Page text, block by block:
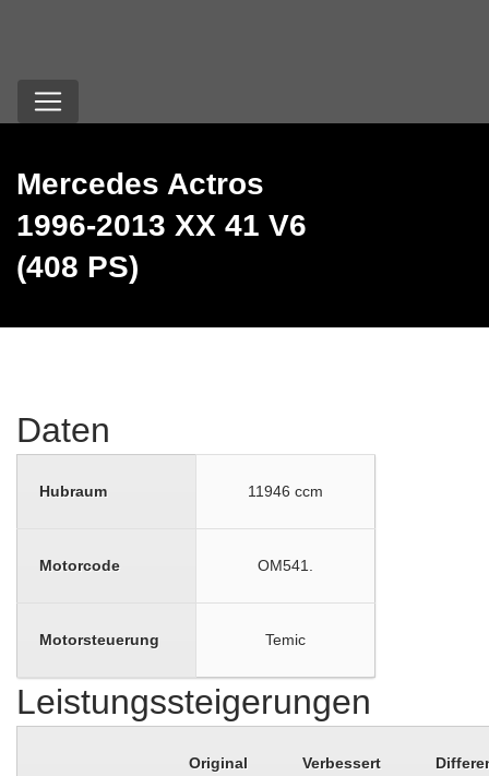
Mercedes Actros
1996-2013 XX 41 V6
(408 PS)
Daten
Hubraum 11946 ccm
Motorcode OM541.
Motorsteuerung Temic
Leistungssteigerungen
Original Verbessert